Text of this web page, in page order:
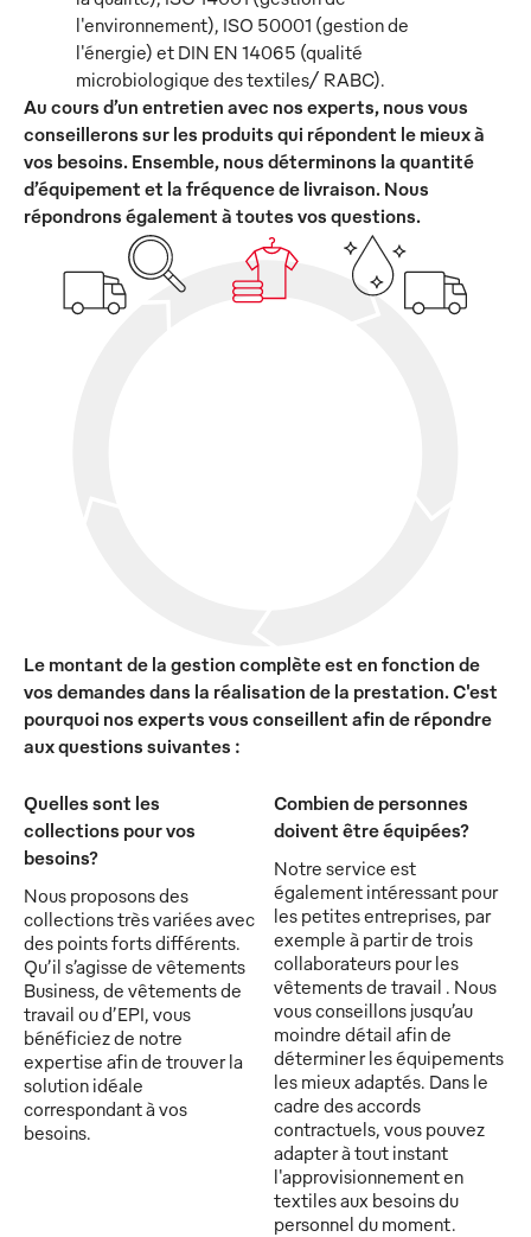
l'environnement), ISO 50001 (gestion de
l'énergie) et DIN EN 14065 (qualité
microbiologique des textiles/ RABC).
Au cours d’un entretien avec nos experts, nous vous
conseillerons sur les produits qui répondent le mieux à
vos besoins. Ensemble, nous déterminons la quantité
d’équipement et la fréquence de livraison. Nous
répondrons également à toutes vos questions.
Le montant de la gestion complète est en fonction de
vos demandes dans la réalisation de la prestation. C'est
pourquoi nos experts vous conseillent afin de répondre
aux questions suivantes :
Quelles sont les
collections pour vos
besoins?
Nous proposons des
collections très variées avec
des points forts différents.
Qu’il s’agisse de vêtements
Business, de vêtements de
travail ou d’EPI, vous
bénéficiez de notre
expertise afin de trouver la
solution idéale
correspondant à vos
besoins.
Combien de personnes
doivent être équipées?
Notre service est
également intéressant pour
les petites entreprises, par
exemple à partir de trois
collaborateurs pour les
vêtements de travail . Nous
vous conseillons jusqu’au
moindre détail afin de
déterminer les équipements
les mieux adaptés. Dans le
cadre des accords
contractuels, vous pouvez
adapter à tout instant
l'approvisionnement en
textiles aux besoins du
personnel du moment.